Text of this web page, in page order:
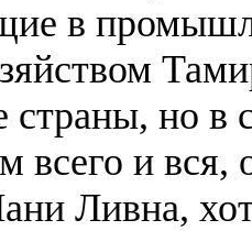
в
страны, но в
всего и вся,
Ливна,